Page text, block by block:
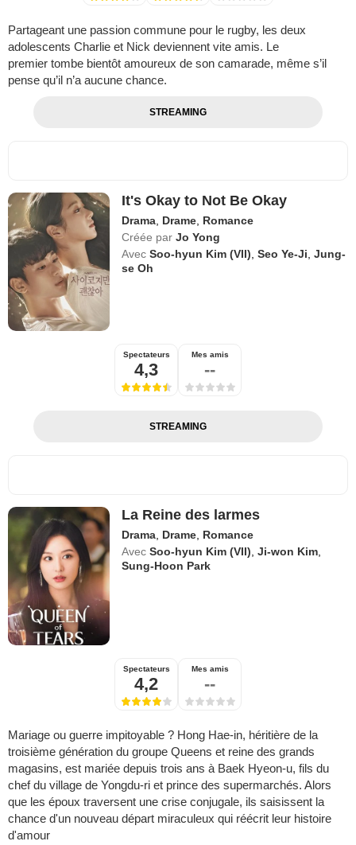
Partageant une passion commune pour le rugby, les deux
adolescents Charlie et Nick deviennent vite amis. Le
premier tombe bientôt amoureux de son camarade, même s’il
pense qu’il n’a aucune chance.
STREAMING
It's Okay to Not Be Okay
Drama Drame Romance
Créée par Jo Yong
Avec Soo-hyun Kim (VII) ,Seo Ye-Ji ,Jung-
se Oh
Spectateurs
4,3
Mes amis
--
STREAMING
La Reine des larmes
Drama Drame Romance
Avec Soo-hyun Kim (VII) ,Ji-won Kim
Sung-Hoon Park
Spectateurs
4,2
Mes amis
--
Mariage ou guerre impitoyable ? Hong Hae-in, héritière de la
troisième génération du groupe Queens et reine des grands
magasins, est mariée depuis trois ans à Baek Hyeon-u, fils du
chef du village de Yongdu-ri et prince des supermarchés. Alors
que les époux traversent une crise conjugale, ils saisissent la
chance d'un nouveau départ miraculeux qui réécrit leur histoire
d'amour